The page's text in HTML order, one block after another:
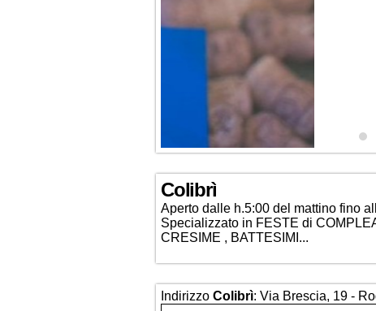
Colibrì
Aperto dalle h.5:00 del mattino fino
Specializzato in FESTE di
CRESIME , BATTESIMI...
Indirizzo Colibrì: Via Brescia, 19 -